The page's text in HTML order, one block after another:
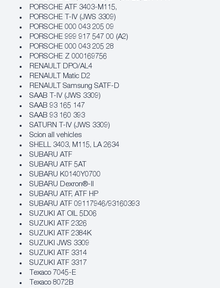
PORSCHE ATF 3403-M115,
PORSCHE T-IV (JWS 3309)
PORSCHE 000 043 205 09
PORSCHE 999 917 547 00 (A2)
PORSCHE 000 043 205 28
PORSCHE Z 000169756
RENAULT DPO/AL4
RENAULT Matic D2
RENAULT Samsung SATF-D
SAAB T-IV (JWS 3309)
SAAB 93 165 147
SAAB 93 160 393
SATURN T-IV (JWS 3309)
Scion all vehicles
SHELL 3403, M115, LA 2634
SUBARU ATF
SUBARU ATF 5AT
SUBARU K0140Y0700
SUBARU Dexron®-II
SUBARU ATF, ATF HP
SUBARU ATF 09117946/93160393
SUZUKI AT OIL 5D06
SUZUKI ATF 2326
SUZUKI ATF 2384K
SUZUKI JWS 3309
SUZUKI ATF 3314
SUZUKI ATF 3317
Texaco 7045-E
Texaco 8072B